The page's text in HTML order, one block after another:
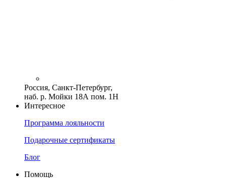
Россия, Санкт-Петербург,
наб. р. Мойки 18А пом. 1Н
Интересное
Программа лояльности
Подарочные сертификаты
Блог
Помощь